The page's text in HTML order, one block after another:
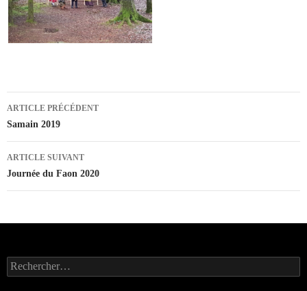
Navigation
des
articles
ARTICLE PRÉCÉDENT
Samain 2019
ARTICLE SUIVANT
Journée du Faon 2020
Rechercher :